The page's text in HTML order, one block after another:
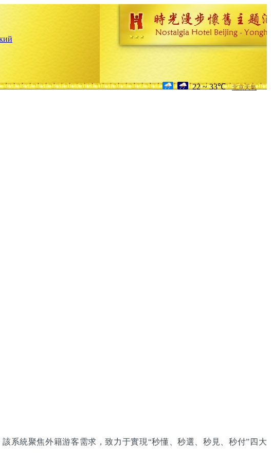
22 ~ 33℃ 北京天氣
系統聚焦外籍游客需求，致力于實現“秒懂、秒選、秒見、秒付”四大